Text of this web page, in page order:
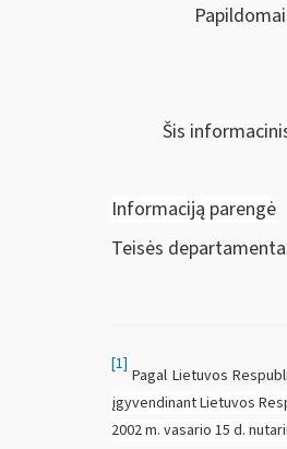
Šis
Informaciją parengė
Teisės
[1]
Pagal Lietuvos
įgyvendinant Lietuvos
2002 m. vasario 15 d.